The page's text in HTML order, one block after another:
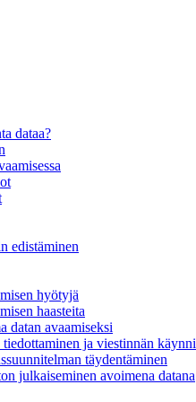
dataa?
edistäminen
hyötyjä
haasteita
datan avaamiseksi
ja viestinnän
täydentäminen
julkaiseminen avoimena datana